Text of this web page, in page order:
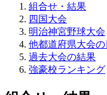
組合せ・結果
四国大会
明治神宮野球大会
他都道府県大会
過去大会の結果
強豪校ランキング